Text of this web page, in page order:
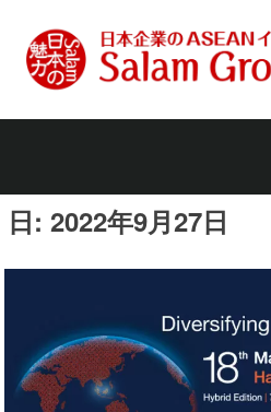
content
日: 2022年9月27日